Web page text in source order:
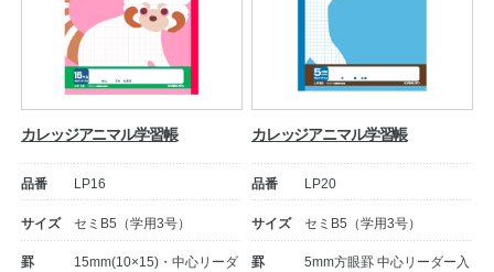
カレッジアニマル学習帳
品番 LP16
サイズ セミB5（学用3号）
罫
15mm(10×15)・中心リーダ
カレッジアニマル学習帳
品番 LP20
サイズ セミB5（学用3号）
罫 5mm方眼罫 中心リーダー入